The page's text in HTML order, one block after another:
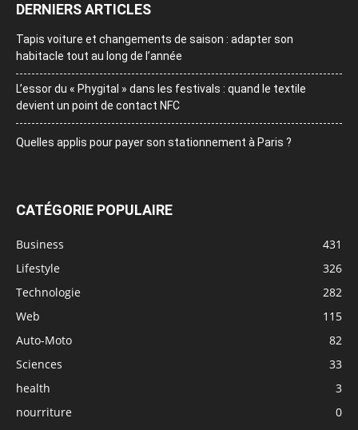
DERNIERS ARTICLES
Tapis voiture et changements de saison : adapter son
habitacle tout au long de l’année
L’essor du « Phygital » dans les festivals : quand le textile
devient un point de contact NFC
Quelles applis pour payer son stationnement à Paris ?
CATÉGORIE POPULAIRE
Business
431
Lifestyle
326
Technologie
282
Web
115
Auto-Moto
82
Sciences
33
health
3
nourriture
0